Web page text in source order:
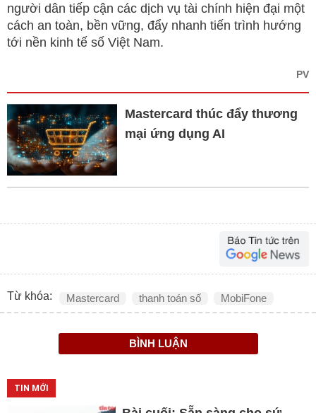
người dân tiếp cận các dịch vụ tài chính hiện đại một
cách an toàn, bền vững, đẩy nhanh tiến trình hướng
tới nền kinh tế số Việt Nam.
PV
Mastercard thúc đẩy thương
mại ứng dụng AI
Từ khóa: Mastercard thanh toán số MobiFone
BÌNH LUẬN
TIN MỚI